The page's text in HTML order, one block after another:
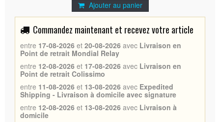
Ajouter au panier
Commandez maintenant et recevez votre article
entre 17-08-2026 et 20-08-2026 avec Livraison en
Point de retrait Mondial Relay
entre 12-08-2026 et 17-08-2026 avec Livraison en
Point de retrait Colissimo
entre 11-08-2026 et 13-08-2026 avec Expedited
Shipping - Livraison à domicile avec signature
entre 12-08-2026 et 13-08-2026 avec Livraison à
domicile